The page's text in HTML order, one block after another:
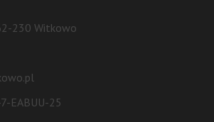
230 Witkowo
EABUU-25